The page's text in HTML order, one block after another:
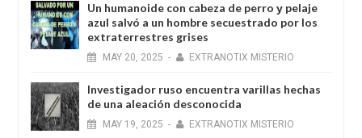
Un humanoide con cabeza de perro у pelaje
azul salvó a un hombre secuestrado por los
extraterrestres grises
MAY 20, 2025 - EXTRANOTIX MISTERIO
Investigador ruso encuentra varillas hechas
de una aleación desconocida
MAY 19, 2025 - EXTRANOTIX MISTERIO